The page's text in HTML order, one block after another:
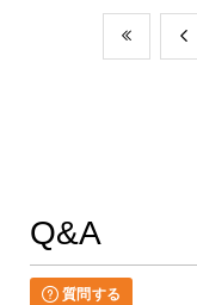
Q&A
質問する